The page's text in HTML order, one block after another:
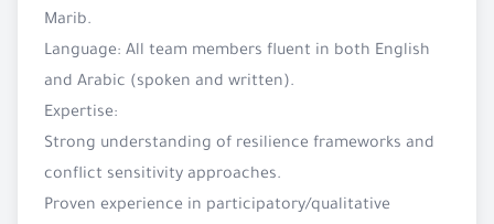
Marib.
Language: All team members fluent in both English
and Arabic (spoken and written).
Expertise:
Strong understanding of resilience frameworks and
conflict sensitivity approaches.
Proven experience in participatory/qualitative